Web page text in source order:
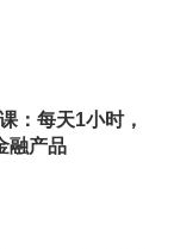
：每天1小时，
融产品